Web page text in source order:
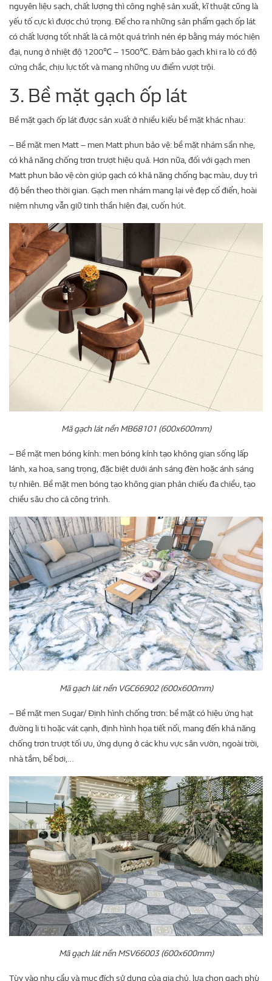
nguyên liệu sạch, chất lượng thì công nghệ sản xuất, kĩ thuật cũng là
yếu tố cực kì được chú trọng. Để cho ra những sản phẩm gạch ốp lát
có chất lượng tốt nhất là cả một quá trình nén ép bằng máy móc hiện
đại, nung ở nhiệt độ 1200℃ – 1500℃. Đảm bảo gạch khi ra lò có độ
cứng chắc, chịu lực tốt và mang những ưu điểm vượt trội.
3. Bề mặt gạch ốp lát
Bề mặt gạch ốp lát được sản xuất ở nhiều kiểu bề mặt khác nhau:
– Bề mặt men Matt – men Matt phun bảo vệ: bề mặt nhám sần nhẹ,
có khả năng chống trơn trượt hiệu quả. Hơn nữa, đối với gạch men
Matt phun bảo vệ còn giúp gạch có khả năng chống bạc màu, duy trì
độ bền theo thời gian. Gạch men nhám mang lại vẻ đẹp cổ điển, hoài
niệm nhưng vẫn giữ tinh thần hiện đại, cuốn hút.
Mã gạch lát nền MB68101 (600x600mm)
– Bề mặt men bóng kính: men bóng kính tạo không gian sống lấp
lánh, xa hoa, sang trọng, đặc biệt dưới ánh sáng đèn hoặc ánh sáng
tự nhiên. Bề mặt men bóng tạo không gian phản chiếu đa chiều, tạo
chiều sâu cho cả công trình.
Mã gạch lát nền VGC66902 (600x600mm)
– Bề mặt men Sugar/ Định hình chống trơn: bề mặt có hiệu ứng hạt
đường li ti hoặc vát cạnh, định hình họa tiết nổi, mang đến khả năng
chống trơn trượt tối ưu, ứng dụng ở các khu vực sân vườn, ngoài trời,
nhà tắm, bể bơi,…
Mã gạch lát nền MSV66003 (600x600mm)
Tùy vào nhu cầu và mục đích sử dụng của gia chủ, lựa chọn gạch phù